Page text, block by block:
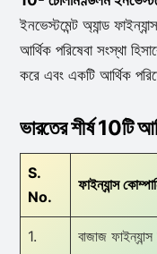
ইনভেস্টমেন্ট অ্যান্ড
আর্থিক পরিষেবা সংস্থা
করে এবং একটি আর্থিক
ভারতের শীর্ষ 10টি
S.
No.
ফাইন্যান্স
1. বাজাজ ফাইন্যান্স